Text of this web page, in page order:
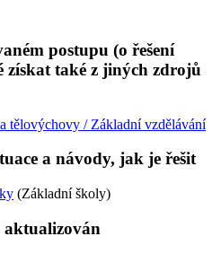
postupu (o řešení
získat také z jiných zdrojů
tělovýchovy / Základní vzdělávání
a návody, jak je řešit
(Základní školy)
aktualizován